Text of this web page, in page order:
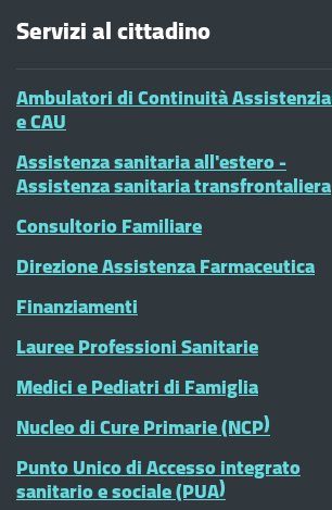
Servizi al cittadino
Ambulatori di Continuità
e CAU
Assistenza sanitaria all'estero -
Assistenza sanitaria transfrontaliera
Consultorio Familiare
Direzione Assistenza Farmaceutica
Finanziamenti
Lauree Professioni Sanitarie
Medici e Pediatri di Famiglia
Nucleo di Cure Primarie (NCP)
Punto Unico di Accesso integrato
sanitario e sociale (PUA)